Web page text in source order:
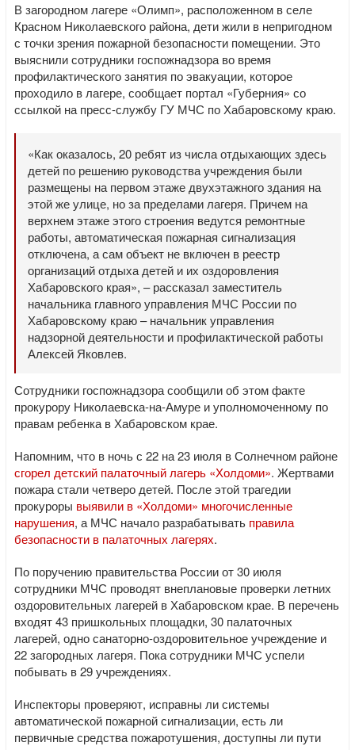
В загородном лагере «Олимп», расположенном в селе
Красном Николаевского района, дети жили в непригодном
с точки зрения пожарной безопасности помещении. Это
выяснили сотрудники госпожнадзора во время
профилактического занятия по эвакуации, которое
проходило в лагере, сообщает портал «Губерния» со
ссылкой на пресс-службу ГУ МЧС по Хабаровскому краю.
«Как оказалось, 20 ребят из числа отдыхающих здесь
детей по решению руководства учреждения были
размещены на первом этаже двухэтажного здания на
этой же улице, но за пределами лагеря. Причем на
верхнем этаже этого строения ведутся ремонтные
работы, автоматическая пожарная сигнализация
отключена, а сам объект не включен в реестр
организаций отдыха детей и их оздоровления
Хабаровского края», – рассказал заместитель
начальника главного управления МЧС России по
Хабаровскому краю – начальник управления
надзорной деятельности и профилактической работы
Алексей Яковлев.
Сотрудники госпожнадзора сообщили об этом факте
прокурору Николаевска-на-Амуре и уполномоченному по
правам ребенка в Хабаровском крае.
Напомним, что в ночь с 22 на 23 июля в Солнечном районе
сгорел детский палаточный лагерь «Холдоми». Жертвами
пожара стали четверо детей. После этой трагедии
прокуроры выявили в «Холдоми» многочисленные
нарушения, а МЧС начало разрабатывать правила
безопасности в палаточных лагерях.
По поручению правительства России от 30 июля
сотрудники МЧС проводят внеплановые проверки летних
оздоровительных лагерей в Хабаровском крае. В перечень
входят 43 пришкольных площадки, 30 палаточных
лагерей, одно санаторно-оздоровительное учреждение и
22 загородных лагеря. Пока сотрудники МЧС успели
побывать в 29 учреждениях.
Инспекторы проверяют, исправны ли системы
автоматической пожарной сигнализации, есть ли
первичные средства пожаротушения, доступны ли пути